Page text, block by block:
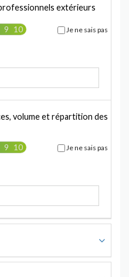
extérieurs
9 10 Je ne sais pas
volume et répartition des
9 10 Je ne sais pas